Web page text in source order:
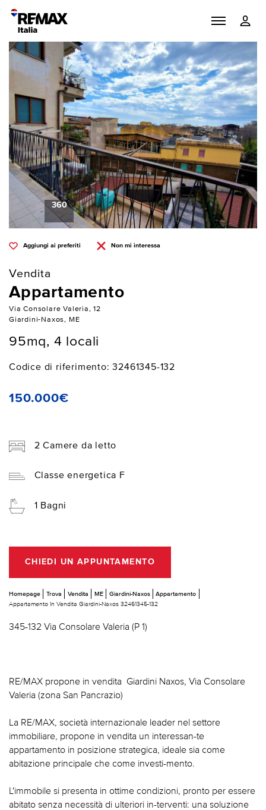
360
Aggiungi ai preferiti Non mi interessa
Vendita
Appartamento
Via Consolare Valeria, 12
Giardini-Naxos, ME
95mq, 4 locali
Codice di riferimento: 32461345-132
150.000€
2 Camere da letto
Classe energetica F
1 Bagni
CHIEDI UN APPUNTAMENTO
Homepage Trova Vendita ME Giardini-Naxos
Appartamento
Appartamento In Vendita Giardini-Naxos 32461345-132
345-132 Via Consolare Valeria (P 1)
RE/MAX propone in vendita  Giardini Naxos, Via Consolare
Valeria (zona San Pancrazio)
La RE/MAX, società internazionale leader nel settore
immobiliare, propone in vendita un interessan-te
appartamento in posizione strategica, ideale sia come
abitazione principale che come investi-mento.
L'immobile si presenta in ottime condizioni, pronto per essere
abitato senza necessità di ulteriori in-terventi: una soluzione